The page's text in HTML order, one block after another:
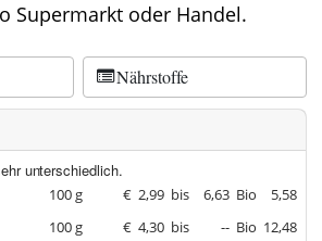
Supermarkt oder Handel.
Nährstoffe
unterschiedlich.
100 g € 2,99 bis 6,63 Bio
5,58
100 g € 4,30 bis -- Bio 12,48